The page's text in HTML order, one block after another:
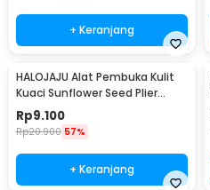
+ Keranjang
HALOJAJU Alat Pembuka Kulit
Kuaci Sunflower Seed Plier
Cracker 3 Hole - FH829
Rp9.100
Rp20.900 57%
+ Keranjang